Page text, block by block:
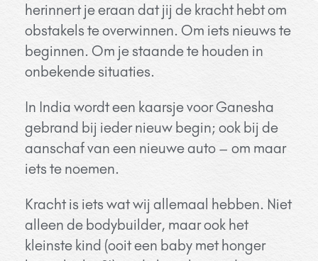
herinnert je eraan dat jij de kracht hebt om
obstakels te overwinnen. Om iets nieuws te
beginnen. Om je staande te houden in
onbekende situaties.
In India wordt een kaarsje voor Ganesha
gebrand bij ieder nieuw begin; ook bij de
aanschaf van een nieuwe auto – om maar
iets te noemen.
Kracht is iets wat wij allemaal hebben. Niet
alleen de bodybuilder, maar ook het
kleinste kind (ooit een baby met honger